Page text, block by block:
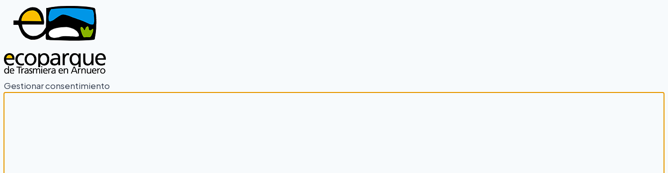
Gestionar consentimiento